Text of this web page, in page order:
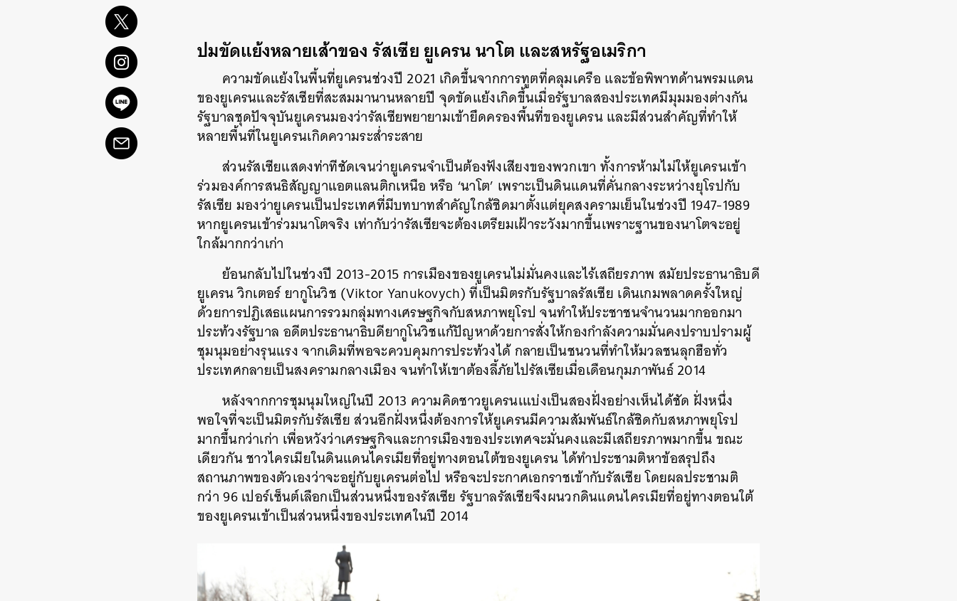
ปมขัดแย้งหลายเส้าของ รัสเซีย ยูเครน นาโต และสหรัฐอเมริกา
ความขัดแย้งในพื้นที่ยูเครนช่วงปี 2021 เกิดขึ้นจากการทูตที่คลุมเครือ และข้อพิพาทด้านพรมแดน
ของยูเครนและรัสเซียที่สะสมมานานหลายปี จุดขัดแย้งเกิดขึ้นเมื่อรัฐบาลสองประเทศมีมุมมองต่างกัน
รัฐบาลชุดปัจจุบันยูเครนมองว่ารัสเซียพยายามเข้ายึดครองพื้นที่ของยูเครน และมีส่วนสำคัญที่ทำให้
หลายพื้นที่ในยูเครนเกิดความระส่ำระสาย
ส่วนรัสเซียแสดงท่าทีชัดเจนว่ายูเครนจำเป็นต้องฟังเสียงของพวกเขา ทั้งการห้ามไม่ให้ยูเครนเข้า
ร่วมองค์การสนธิสัญญาแอตแลนติกเหนือ หรือ ‘นาโต’ เพราะเป็นดินแดนที่คั่นกลางระหว่างยุโรปกับ
รัสเซีย มองว่ายูเครนเป็นประเทศที่มีบทบาทสำคัญใกล้ชิดมาตั้งแต่ยุคสงครามเย็นในช่วงปี 1947-1989
หากยูเครนเข้าร่วมนาโตจริง เท่ากับว่ารัสเซียจะต้องเตรียมเฝ้าระวังมากขึ้นเพราะฐานของนาโตจะอยู่
ใกล้มากกว่าเก่า
ย้อนกลับไปในช่วงปี 2013-2015 การเมืองของยูเครนไม่มั่นคงและไร้เสถียรภาพ สมัยประธานาธิบดี
ยูเครน วิกเตอร์ ยากูโนวิช (Viktor Yanukovych) ที่เป็นมิตรกับรัฐบาลรัสเซีย เดินเกมพลาดครั้งใหญ่
ด้วยการปฏิเสธแผนการรวมกลุ่มทางเศรษฐกิจกับสหภาพยุโรป จนทำให้ประชาชนจำนวนมากออกมา
ประท้วงรัฐบาล อดีตประธานาธิบดียากูโนวิชแก้ปัญหาด้วยการสั่งให้กองกำลังความมั่นคงปราบปรามผู้
ชุมนุมอย่างรุนแรง จากเดิมที่พอจะควบคุมการประท้วงได้ กลายเป็นชนวนที่ทำให้มวลชนลุกฮือทั่ว
ประเทศกลายเป็นสงครามกลางเมือง จนทำให้เขาต้องลี้ภัยไปรัสเซียเมื่อเดือนกุมภาพันธ์ 2014
หลังจากการชุมนุมใหญ่ในปี 2013 ความคิดชาวยูเครนเแบ่งเป็นสองฝั่งอย่างเห็นได้ชัด ฝั่งหนึ่ง
พอใจที่จะเป็นมิตรกับรัสเซีย ส่วนอีกฝั่งหนึ่งต้องการให้ยูเครนมีความสัมพันธ์ใกล้ชิดกับสหภาพยุโรป
มากขึ้นกว่าเก่า เพื่อหวังว่าเศรษฐกิจและการเมืองของประเทศจะมั่นคงและมีเสถียรภาพมากขึ้น ขณะ
เดียวกัน ชาวไครเมียในดินแดนไครเมียที่อยู่ทางตอนใต้ของยูเครน ได้ทำประชามติหาข้อสรุปถึง
สถานภาพของตัวเองว่าจะอยู่กับยูเครนต่อไป หรือจะประกาศเอกราชเข้ากับรัสเซีย โดยผลประชามติ
กว่า 96 เปอร์เซ็นต์เลือกเป็นส่วนหนึ่งของรัสเซีย รัฐบาลรัสเซียจึงผนวกดินแดนไครเมียที่อยู่ทางตอนใต้
ของยูเครนเข้าเป็นส่วนหนึ่งของประเทศในปี 2014